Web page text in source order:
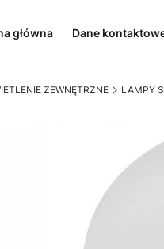
główna Dane
ZEWNĘTRZNE LAMPY